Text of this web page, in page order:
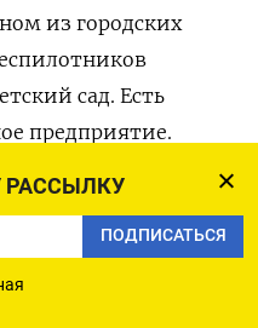
ПОДПИСАТЬСЯ
из городских
сад. Есть
предприятие.
всего при
человек, 15 ранены.
упали